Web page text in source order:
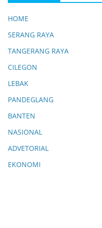
HOME
SERANG RAYA
TANGERANG RAYA
CILEGON
LEBAK
PANDEGLANG
BANTEN
NASIONAL
ADVETORIAL
EKONOMI